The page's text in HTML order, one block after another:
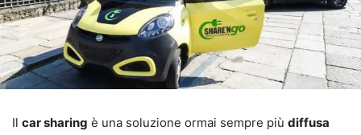
Il car sharing è una soluzione ormai sempre più diffusa